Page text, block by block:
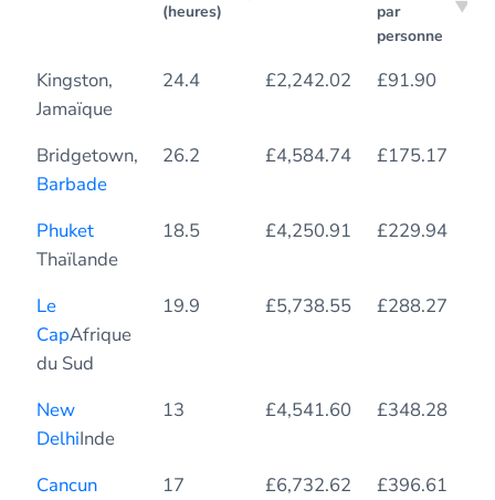
(heures)
par
personne
Destination
Durée du
Tarifs
aériens
Coût par
Kingston,
Jamaïque
24.4 £2,242.02 £91.90
Bridgetown,
Barbade
26.2 £4,584.74 £175.17
Phuket
Thaïlande
18.5 £4,250.91 £229.94
Le
CapAfrique
du Sud
19.9 £5,738.55 £288.27
New
DelhiInde
13 £4,541.60 £348.28
Cancun
17 £6,732.62 £396.61